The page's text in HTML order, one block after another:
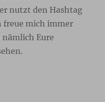
nutzt den Hashtag
freue mich immer
nämlich Eure